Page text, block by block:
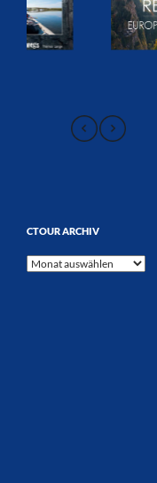
CTOUR ARCHIV
CTOUR